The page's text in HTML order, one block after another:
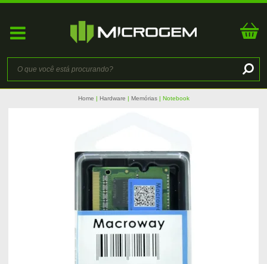
Home Hardware Memórias Notebook